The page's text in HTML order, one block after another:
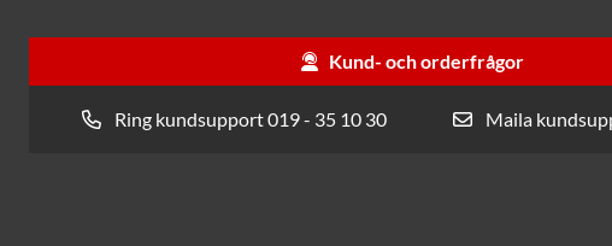
Kund- och orderfrågor
Ring kundsupport 019 - 35 10 30 Maila